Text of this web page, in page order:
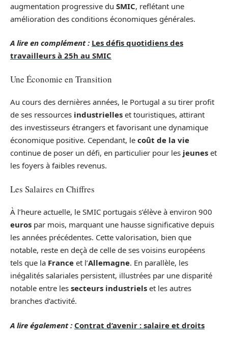
augmentation progressive du SMIC, reflétant une
amélioration des conditions économiques générales.
A lire en complément : Les défis quotidiens des
travailleurs à 25h au SMIC
Une Économie en Transition
Au cours des dernières années, le Portugal a su tirer profit
de ses ressources industrielles et touristiques, attirant
des investisseurs étrangers et favorisant une dynamique
économique positive. Cependant, le coût de la vie
continue de poser un défi, en particulier pour les jeunes et
les foyers à faibles revenus.
Les Salaires en Chiffres
À l’heure actuelle, le SMIC portugais s’élève à environ 900
euros par mois, marquant une hausse significative depuis
les années précédentes. Cette valorisation, bien que
notable, reste en deçà de celle de ses voisins européens
tels que la France et l’Allemagne. En parallèle, les
inégalités salariales persistent, illustrées par une disparité
notable entre les secteurs industriels et les autres
branches d’activité.
A lire également : Contrat d’avenir : salaire et droits